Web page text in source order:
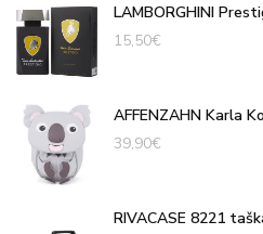
LAMBORGHINI
15,50€
AFFENZAHN Karla
39,90€
RIVACASE 8221